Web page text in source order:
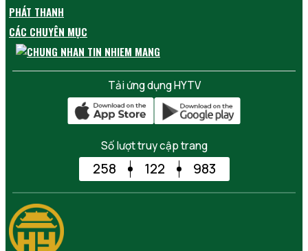
PHÁT THANH
CÁC CHUYÊN MỤC
Tải ứng dụng HYTV
Số lượt truy cập trang
258 122 983